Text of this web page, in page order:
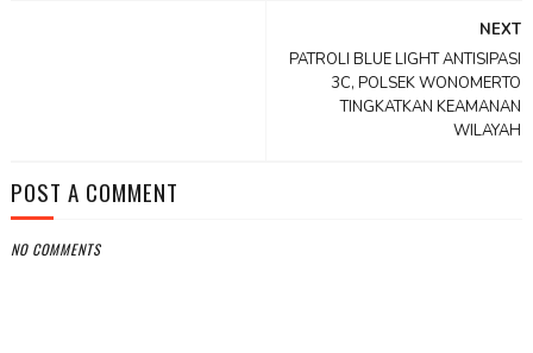
NEXT
PATROLI BLUE LIGHT ANTISIPASI
3C, POLSEK WONOMERTO
TINGKATKAN KEAMANAN
WILAYAH
POST A COMMENT
NO COMMENTS